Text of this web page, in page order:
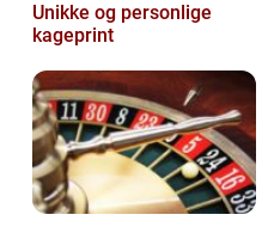
Unikke og personlige
kageprint